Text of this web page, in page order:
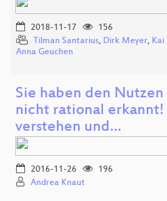
2018-11-17
156
Tilman Santarius, Dirk Meyer, Kai
Anna Geuchen
Sie haben den
nicht rational
verstehen und…
2016-11-26
196
Andrea Knaut